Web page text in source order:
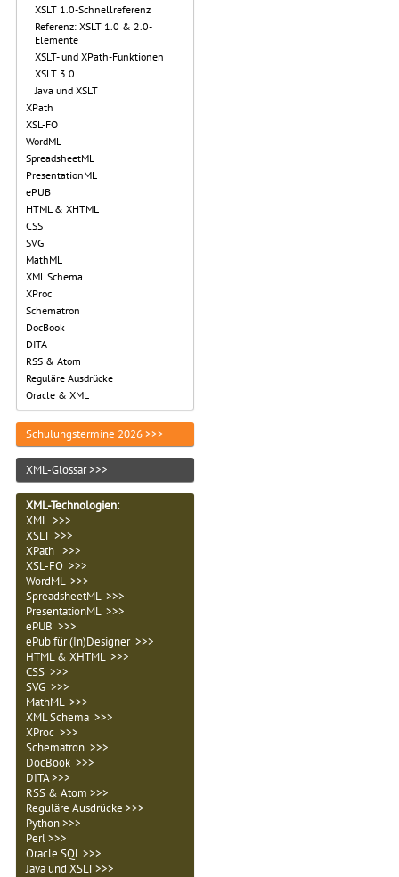
XSLT 1.0-Schnellreferenz
Referenz: XSLT 1.0 & 2.0-
Elemente
XSLT- und XPath-Funktionen
XSLT 3.0
Java und XSLT
XPath
XSL-FO
WordML
SpreadsheetML
PresentationML
ePUB
HTML & XHTML
CSS
SVG
MathML
XML Schema
XProc
Schematron
DocBook
DITA
RSS & Atom
Reguläre Ausdrücke
Oracle & XML
Schulungstermine 2026 >>>
XML-Glossar >>>
XML-Technologien:
XML >>>
XSLT >>>
XPath >>>
XSL-FO >>>
WordML >>>
SpreadsheetML >>>
PresentationML >>>
ePUB >>>
ePub für (In)Designer >>>
HTML & XHTML >>>
CSS >>>
SVG >>>
MathML >>>
XML Schema >>>
XProc >>>
Schematron >>>
DocBook >>>
DITA >>>
RSS & Atom >>>
Reguläre Ausdrücke >>>
Python >>>
Perl >>>
Oracle SQL >>>
Java und XSLT >>>